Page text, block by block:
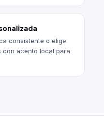
consistente o elige
con acento local para